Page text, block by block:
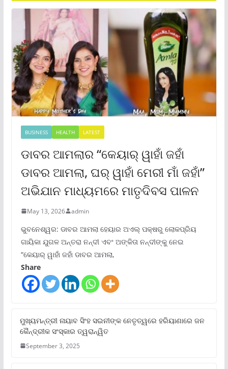
BUSINESS HEALTH LATEST
ଡାବର ଆମଲାର “କେୟାର୍ ୱାହାଁ ଜହାଁ
ଡାବର ଆମଲା, ଘର୍ ୱାହାଁ ମେରୀ ମାଁ ଜହାଁ”
ଅଭିଯାନ ମାଧ୍ୟମରେ ମାତୃଦିବସ ପାଳନ
May 13, 2026 admin
ଭୁବନେଶ୍ୱର: ଡାବର ଆମଲା ହେୟାର ଅଏଲ୍ ପକ୍ଷରୁ ଲୋକପ୍ରିୟ
ଗାୟିକା ଯୁଗଳ ଅନ୍ତରା ନନ୍ଦୀ ଏବଂ ଅଙ୍କିତା ନନ୍ଦୀଙ୍କୁ ନେଇ
“କେୟାର୍ ୱାହାଁ ଜହାଁ ଡାବର ଆମଲା,
Share
ମୁଖ୍ୟମନ୍ତ୍ରୀ ନାୟାବ ସିଂହ ସଇନୀଙ୍କ ନେତୃତ୍ୱରେ ହରିୟାଣାରେ ଜନ
କୈନ୍ଦ୍ରୀକ ସଂସ୍କାର ତ୍ୱରାନ୍ୱିତ
September 3, 2025